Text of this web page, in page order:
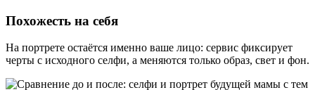
Похожесть на себя
На портрете остаётся именно ваше лицо: сервис фиксирует
черты с исходного селфи, а меняются только образ, свет и фон.